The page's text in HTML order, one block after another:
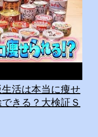
活は本当に痩せ
きる？大検証Ｓ